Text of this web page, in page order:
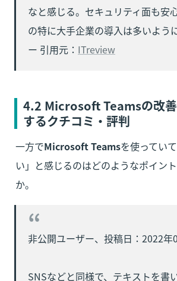
なと感じる。セキュリティ面も安
の特に大手企業の導入は多いよう
ー 引用元： ITreview
4.2 Microsoft Teamsの改
するクチコミ・評判
一方でMicrosoft Teamsを使ってい
い」と感じるのはどのようなポイン
か。
非公開ユーザー、投稿日：2022年
SNSなどと同様で、テキストを書